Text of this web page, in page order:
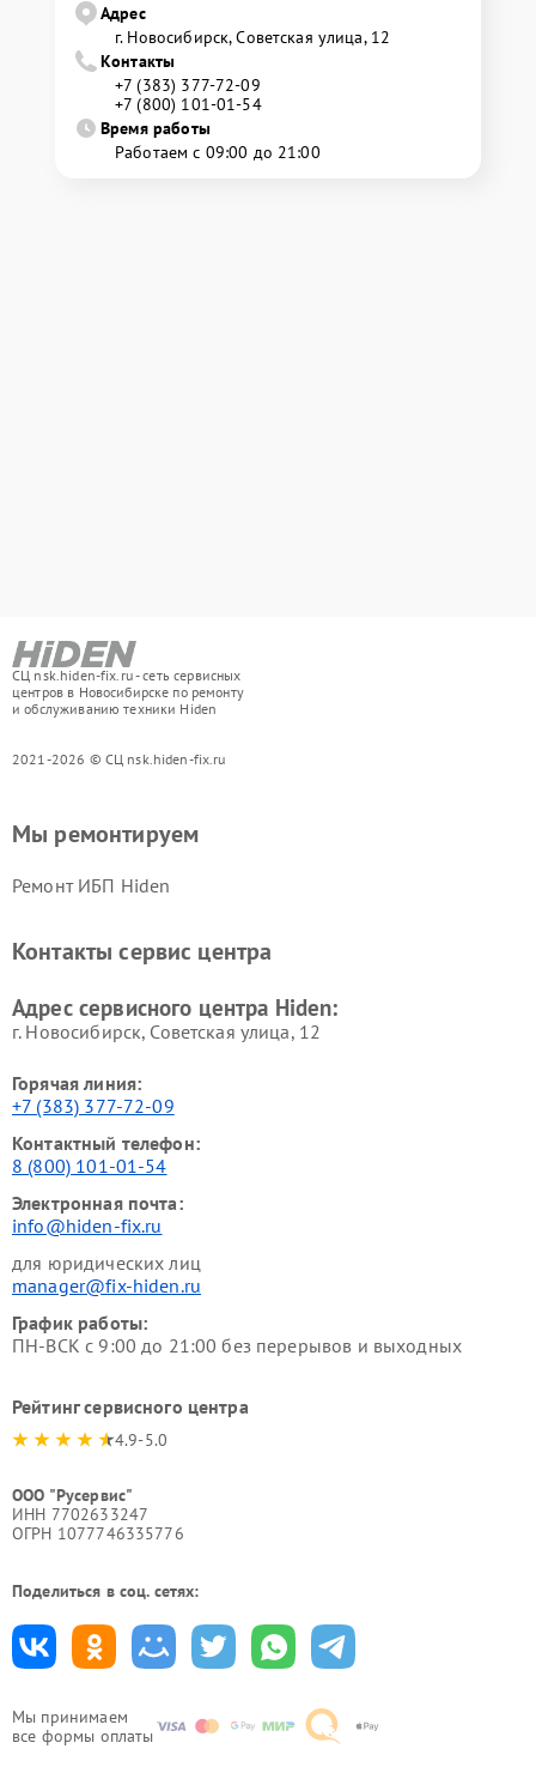
Адрес
г. Новосибирск, Советская улица, 12
Контакты
+7 (383) 377-72-09
+7 (800) 101-01-54
Время работы
Работаем с 09:00 до 21:00
СЦ nsk.hiden-fix.ru - сеть сервисных
центров в Новосибирске по ремонту
и обслуживанию техники Hiden
2021-2026 © СЦ nsk.hiden-fix.ru
Мы принимаем
все формы оплаты
Мы ремонтируем
Ремонт ИБП Hiden
Контакты сервис центра
Адрес сервисного центра Hiden:
г. Новосибирск, Советская улица, 12
Горячая линия:
+7 (383) 377-72-09
Контактный телефон:
8 (800) 101-01-54
Электронная почта:
info@hiden-fix.ru
для юридических лиц
manager@fix-hiden.ru
График работы:
ПН-ВСК с 9:00 до 21:00 без перерывов и выходных
Рейтинг сервисного центра
4.9-5.0
ООО "Русервис"
ИНН 7702633247
ОГРН 1077746335776
Поделиться в соц. сетях: